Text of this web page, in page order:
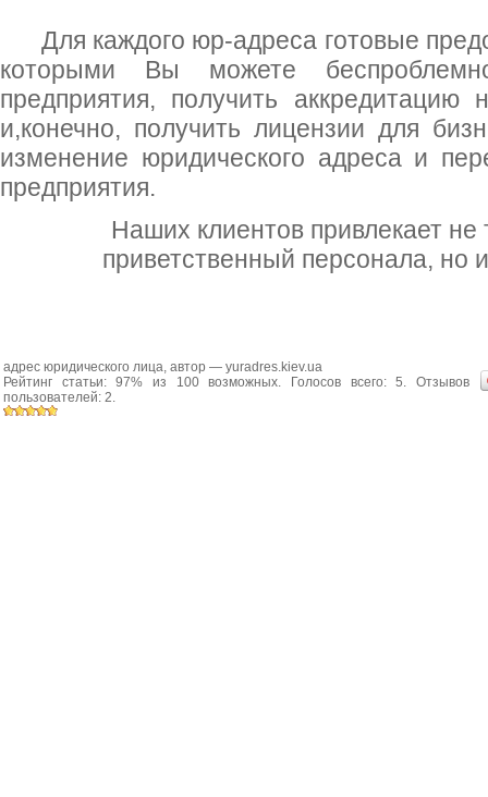
Для каждого юр-адреса готовые
которыми Вы можете
предприятия, получить аккредитацию
и,конечно, получить лицензии для
изменение юридического адреса и
предприятия.
Наших клиентов привлекает не
приветственный персонала, но
адрес юридического лица, автор — yuradres.kiev.ua
Рейтинг статьи:97% из 100возможных. Голосов всего:5. Отзывов
пользователей: 2.